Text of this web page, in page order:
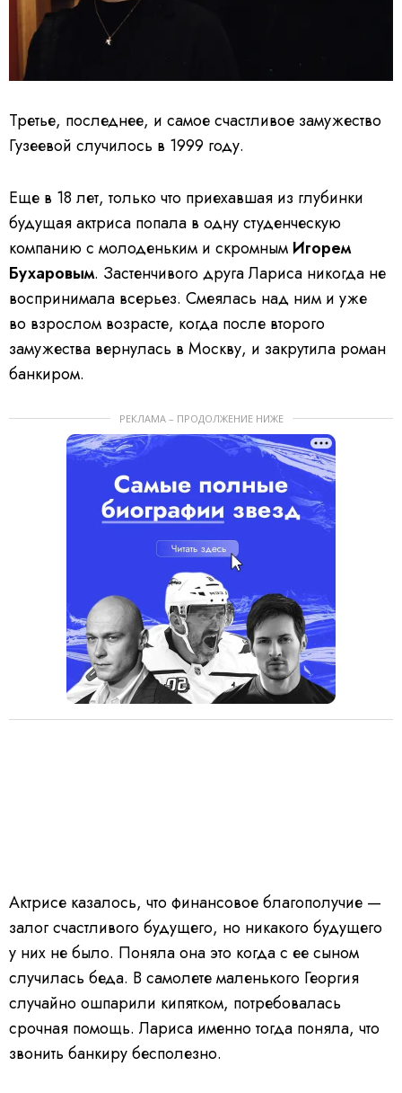
Третье, последнее, и самое счастливое замужество
Гузеевой случилось в 1999 году.
Еще в 18 лет, только что приехавшая из глубинки
будущая актриса попала в одну студенческую
компанию с молоденьким и скромным Игорем
Бухаровым. Застенчивого друга Лариса никогда не
воспринимала всерьез. Смеялась над ним и уже
во взрослом возрасте, когда после второго
замужества вернулась в Москву, и закрутила роман
банкиром.
РЕКЛАМА – ПРОДОЛЖЕНИЕ НИЖЕ
Актрисе казалось, что финансовое благополучие —
залог счастливого будущего, но никакого будущего
у них не было. Поняла она это когда с ее сыном
случилась беда. В самолете маленького Георгия
случайно ошпарили кипятком, потребовалась
срочная помощь. Лариса именно тогда поняла, что
звонить банкиру бесполезно.